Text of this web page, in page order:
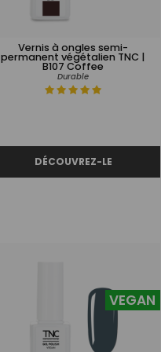
Vernis à ongles semi-
permanent végétalien TNC |
B107 Coffee
Durable
VEGAN